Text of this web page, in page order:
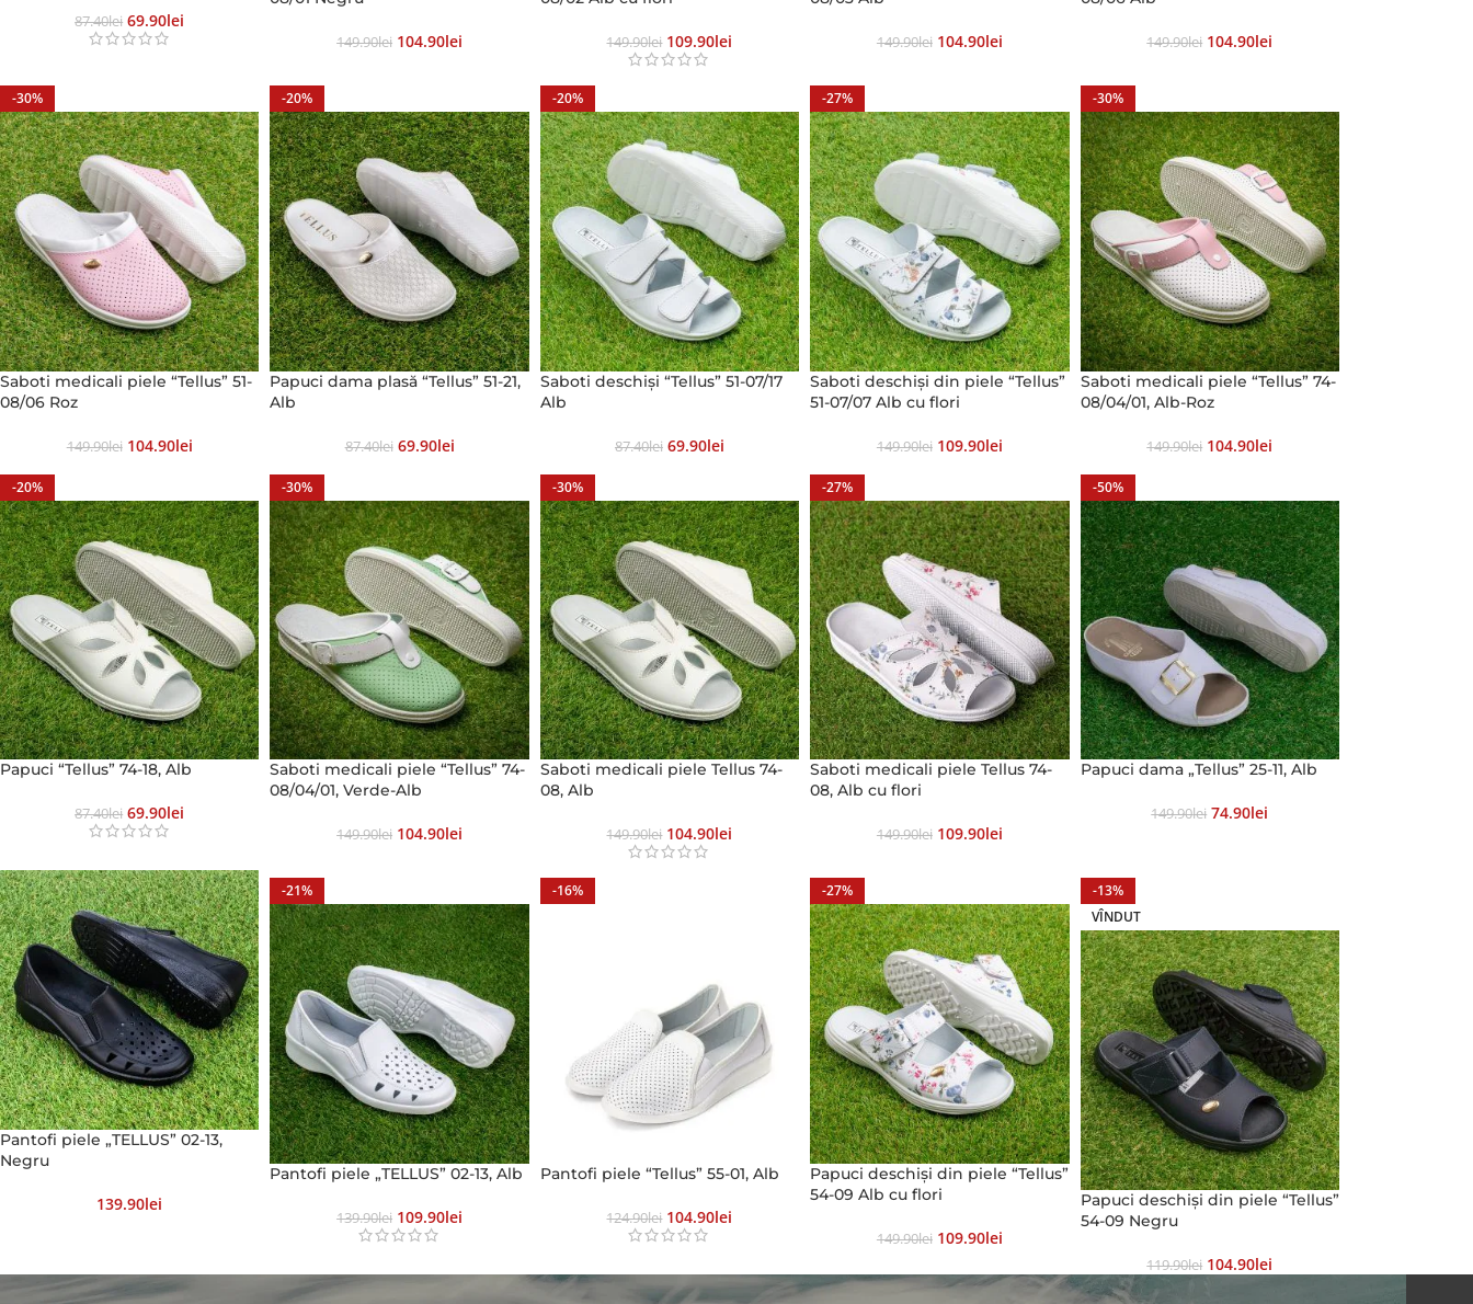
87.40Lei 69.90Lei
149.90Lei 104.90Lei 149.90Lei 109.90Lei 149.90Lei 104.90Lei 149.90Lei 104.90Lei
-30%
Saboti medicali piele “Tellus” 51-
08/06 Roz
149.90Lei 104.90Lei
-20%
Papuci dama plasă “Tellus” 51-21,
Alb
87.40Lei 69.90Lei
-20%
Saboti deschiși “Tellus” 51-07/17
Alb
87.40Lei 69.90Lei
-27%
Saboti deschiși din piele “Tellus”
51-07/07 Alb cu flori
149.90Lei 109.90Lei
-30%
Saboti medicali piele “Tellus” 74-
08/04/01, Alb-Roz
149.90Lei 104.90Lei
-20%
Papuci “Tellus” 74-18, Alb
87.40Lei 69.90Lei
-30%
Saboti medicali piele “Tellus” 74-
08/04/01, Verde-Alb
149.90Lei 104.90Lei
-30%
Saboti medicali piele Tellus 74-
08, Alb
149.90Lei 104.90Lei
-27%
Saboti medicali piele Tellus 74-
08, Alb cu flori
149.90Lei 109.90Lei
-50%
Papuci dama „Tellus” 25-11, Alb
149.90Lei 74.90Lei
Pantofi piele „TELLUS” 02-13,
Negru
139.90Lei
-21%
Pantofi piele „TELLUS” 02-13, Alb
139.90Lei 109.90Lei
-16%
Pantofi piele “Tellus” 55-01, Alb
124.90Lei 104.90Lei
-27%
Papuci deschiși din piele “Tellus”
54-09 Alb cu flori
149.90Lei 109.90Lei
-13%
VÎNDUT
Papuci deschiși din piele “Tellus”
54-09 Negru
119.90Lei 104.90Lei